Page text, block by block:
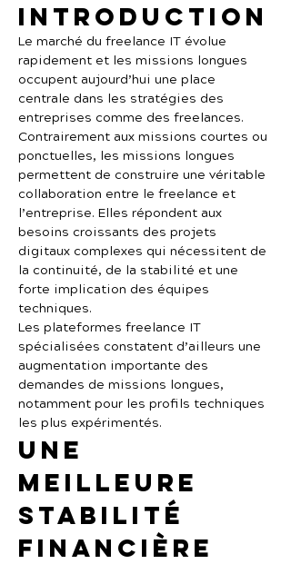
Introduction
Le marché du freelance IT évolue
rapidement et les missions longues
occupent aujourd’hui une place
centrale dans les stratégies des
entreprises comme des freelances.
Contrairement aux missions courtes ou
ponctuelles, les missions longues
permettent de construire une véritable
collaboration entre le freelance et
l’entreprise. Elles répondent aux
besoins croissants des projets
digitaux complexes qui nécessitent de
la continuité, de la stabilité et une
forte implication des équipes
techniques.
Les plateformes freelance IT
spécialisées constatent d’ailleurs une
augmentation importante des
demandes de missions longues,
notamment pour les profils techniques
les plus expérimentés.
Une
meilleure
stabilité
financière